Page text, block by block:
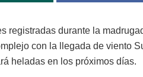
registradas durante la
con la llegada de viento
heladas en los próximos días.